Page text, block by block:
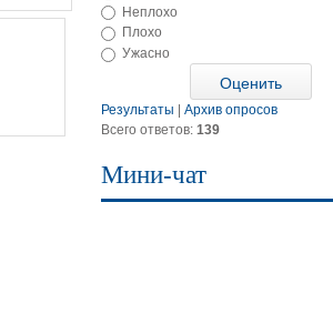
Неплохо
Плохо
Ужасно
Результаты
Архив опросов
Всего ответов: 139
Мини-чат